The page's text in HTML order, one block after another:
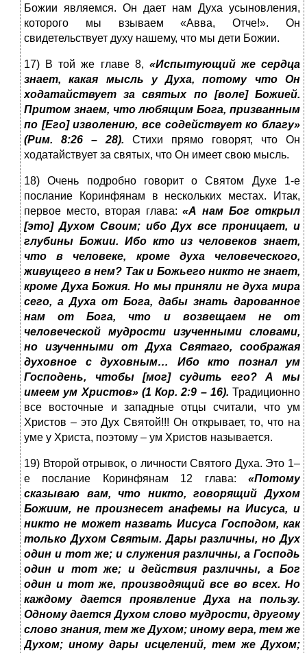
Божии являемся. Он дает нам Духа усыновления,
которого мы взываем «Авва, Отче!». Он
свидетельствует духу нашему, что мы дети Божии.
17) В той же главе 8, «Испытующий же сердца
знает, какая мысль у Духа, потому что Он
ходатайствует за святых по [воле] Божией.
Притом знаем, что любящим Бога, призванным
по [Его] изволению, все содействует ко благу»
(Рим. 8:26 – 28). Стихи прямо говорят, что Он
ходатайствует за святых, что Он имеет свою мысль.
18) Очень подробно говорит о Святом Духе 1-е
послание Коринфянам в нескольких местах. Итак,
первое место, вторая глава:«А нам Бог открыл
[это] Духом Своим; ибо Дух все проницает, и
глубины Божии. Ибо кто из человеков знает,
что в человеке, кроме духа человеческого,
живущего в нем? Так и Божьего никто не знает,
кроме Духа Божия. Но мы приняли не духа мира
сего, а Духа от Бога, дабы знать дарованное
нам от Бога, что и возвещаем не от
человеческой мудрости изученными словами,
но изученными от Духа Святаго, соображая
духовное с духовным… Ибо кто познал ум
Господень, чтобы [мог] судить его? А мы
имеем ум Христов» (1 Кор. 2:9 – 16). Традиционно
все восточные и западные отцы считали, что ум
Христов – это Дух Святой!!! Он открывает, то, что на
уме у Христа, поэтому – ум Христов называется.
19) Второй отрывок, о личности Святого Духа. Это 1–
е послание Коринфянам 12 глава: «Потому
сказываю вам, что никто, говорящий Духом
Божиим, не произнесет анафемы на Иисуса, и
никто не может назвать Иисуса Господом, как
только Духом Святым. Дары различны, но Дух
один и тот же; и служения различны, а Господь
один и тот же; и действия различны, а Бог
один и тот же, производящий все во всех. Но
каждому дается проявление Духа на пользу.
Одному дается Духом слово мудрости, другому
слово знания, тем же Духом; иному вера, тем же
Духом; иному дары исцелений, тем же Духом;